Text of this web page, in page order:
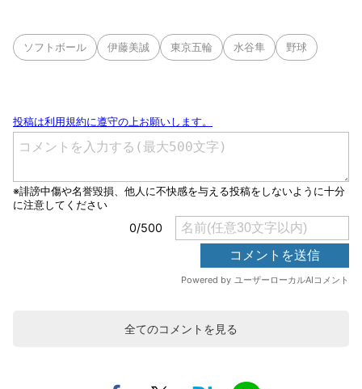
ソフトボール 伊藤美誠 東京五輪 水谷隼 野球
全てのコメントを見る